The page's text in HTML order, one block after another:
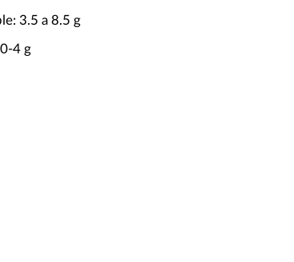
3.5 a 8.5 g
4 g